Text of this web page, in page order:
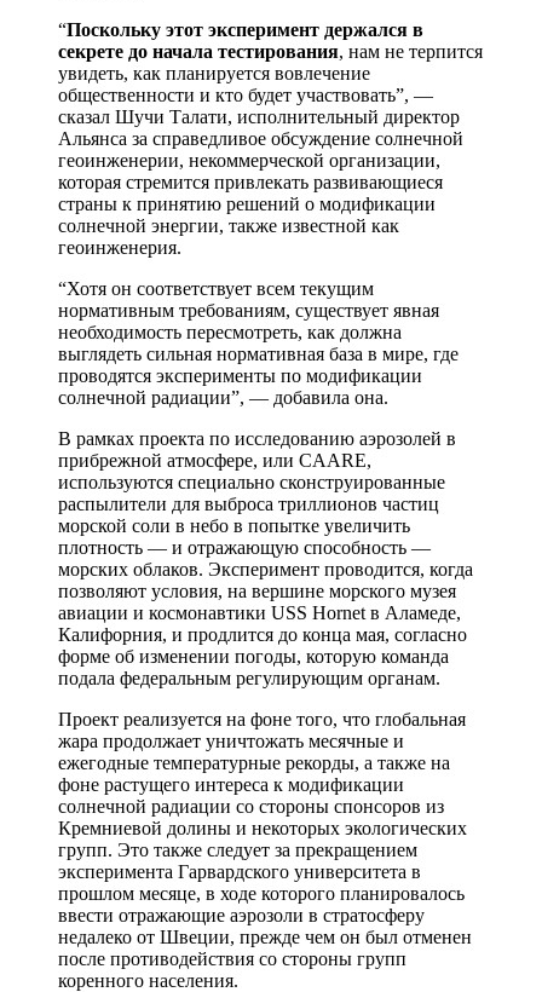
“Поскольку этот эксперимент держался в
секрете до начала тестирования, нам не терпится
увидеть, как планируется вовлечение
общественности и кто будет участвовать”, —
сказал Шучи Талати, исполнительный директор
Альянса за справедливое обсуждение солнечной
геоинженерии, некоммерческой организации,
которая стремится привлекать развивающиеся
страны к принятию решений о модификации
солнечной энергии, также известной как
геоинженерия.
“Хотя он соответствует всем текущим
нормативным требованиям, существует явная
необходимость пересмотреть, как должна
выглядеть сильная нормативная база в мире, где
проводятся эксперименты по модификации
солнечной радиации”, — добавила она.
В рамках проекта по исследованию аэрозолей в
прибрежной атмосфере, или CAARE,
используются специально сконструированные
распылители для выброса триллионов частиц
морской соли в небо в попытке увеличить
плотность — и отражающую способность —
морских облаков. Эксперимент проводится, когда
позволяют условия, на вершине морского музея
авиации и космонавтики USS Hornet в Аламеде,
Калифорния, и продлится до конца мая, согласно
форме об изменении погоды, которую команда
подала федеральным регулирующим органам.
Проект реализуется на фоне того, что глобальная
жара продолжает уничтожать месячные и
ежегодные температурные рекорды, а также на
фоне растущего интереса к модификации
солнечной радиации со стороны спонсоров из
Кремниевой долины и некоторых экологических
групп. Это также следует за прекращением
эксперимента Гарвардского университета в
прошлом месяце, в ходе которого планировалось
ввести отражающие аэрозоли в стратосферу
недалеко от Швеции, прежде чем он был отменен
после противодействия со стороны групп
коренного населения.